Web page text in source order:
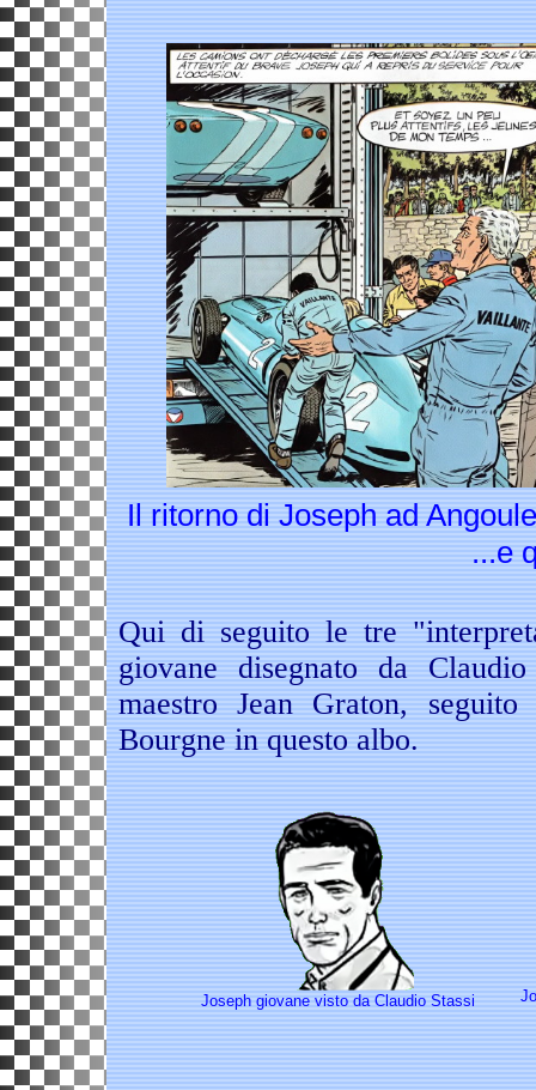
Il ritorno di Joseph
...e
Qui di seguito le tre
giovane disegnato da
maestro Jean Graton,
Bourgne in questo albo.
Joseph giovane visto da Claudio Stassi